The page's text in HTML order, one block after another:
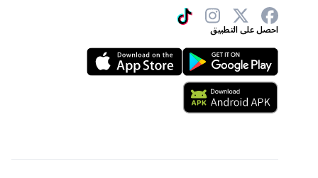
احصل على التطبيق